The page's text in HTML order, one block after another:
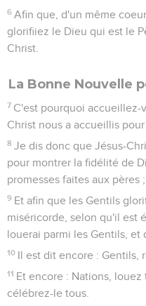
6 Afin que, d'un même
glorifiiez le Dieu qui est le
Christ.
La Bonne Nouvelle
7 C'est pourquoi accueillez-
Christ nous a accueillis
8 Je dis donc que Jésus-
pour montrer la fidélité de
promesses faites aux pères ;
9 Et afin que les Gentils
miséricorde, selon qu'il est
louerai parmi les Gentils, et
10 Il est dit encore : Gentils,
11 Et encore : Nations,
célébrez-le tous.